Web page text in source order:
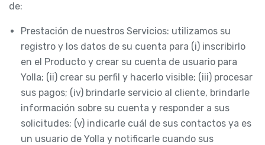
de:
Prestación de nuestros Servicios: utilizamos su
registro y los datos de su cuenta para (i) inscribirlo
en el Producto y crear su cuenta de usuario para
Yolla; (ii) crear su perfil y hacerlo visible; (iii) procesar
sus pagos; (iv) brindarle servicio al cliente, brindarle
información sobre su cuenta y responder a sus
solicitudes; (v) indicarle cuál de sus contactos ya es
un usuario de Yolla y notificarle cuando sus